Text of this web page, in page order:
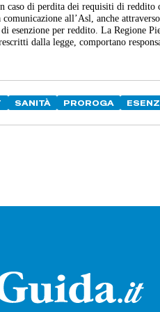
caso di perdita dei requisiti di reddito
comunicazione all’Asl, anche
esenzione per reddito. La Regione
dalla legge, comportano
SANITÀ PROROGA